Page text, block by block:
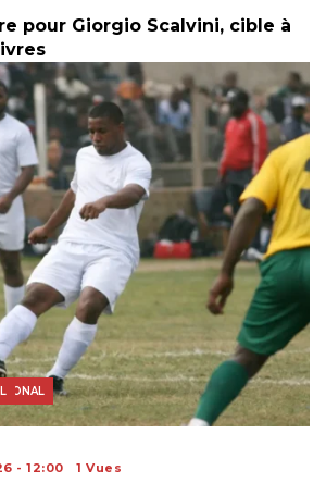
pour Giorgio Scalvini, cible à
- 12:00 1 Vues